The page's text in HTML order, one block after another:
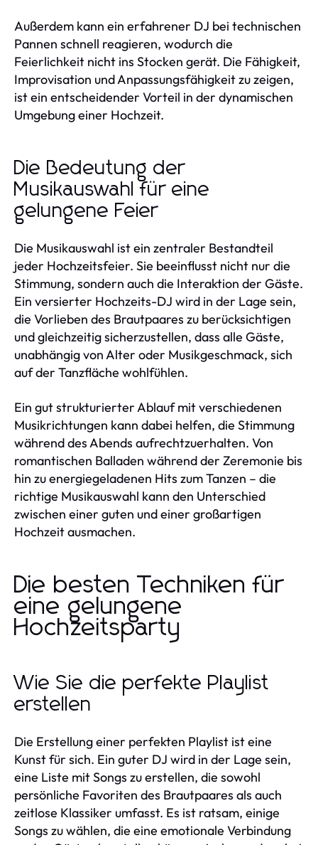
Außerdem kann ein erfahrener DJ bei technischen
Pannen schnell reagieren, wodurch die
Feierlichkeit nicht ins Stocken gerät. Die Fähigkeit,
Improvisation und Anpassungsfähigkeit zu zeigen,
ist ein entscheidender Vorteil in der dynamischen
Umgebung einer Hochzeit.
Die Bedeutung der
Musikauswahl für eine
gelungene Feier
Die Musikauswahl ist ein zentraler Bestandteil
jeder Hochzeitsfeier. Sie beeinflusst nicht nur die
Stimmung, sondern auch die Interaktion der Gäste.
Ein versierter Hochzeits-DJ wird in der Lage sein,
die Vorlieben des Brautpaares zu berücksichtigen
und gleichzeitig sicherzustellen, dass alle Gäste,
unabhängig von Alter oder Musikgeschmack, sich
auf der Tanzfläche wohlfühlen.
Ein gut strukturierter Ablauf mit verschiedenen
Musikrichtungen kann dabei helfen, die Stimmung
während des Abends aufrechtzuerhalten. Von
romantischen Balladen während der Zeremonie bis
hin zu energiegeladenen Hits zum Tanzen – die
richtige Musikauswahl kann den Unterschied
zwischen einer guten und einer großartigen
Hochzeit ausmachen.
Die besten Techniken für
eine gelungene
Hochzeitsparty
Wie Sie die perfekte Playlist
erstellen
Die Erstellung einer perfekten Playlist ist eine
Kunst für sich. Ein guter DJ wird in der Lage sein,
eine Liste mit Songs zu erstellen, die sowohl
persönliche Favoriten des Brautpaares als auch
zeitlose Klassiker umfasst. Es ist ratsam, einige
Songs zu wählen, die eine emotionale Verbindung